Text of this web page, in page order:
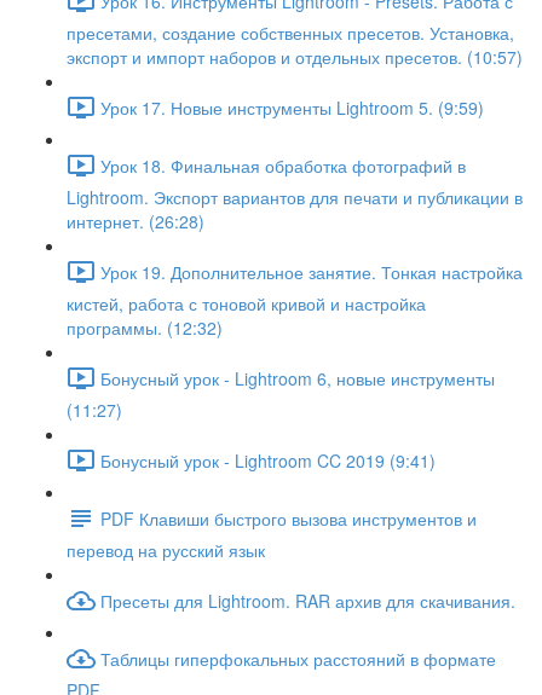
пресетами, создание собственных пресетов. Установка,
экспорт и импорт наборов и отдельных пресетов. (10:57)
Урок 17. Новые инструменты Lightroom 5. (9:59)
Урок 18. Финальная обработка фотографий в
Lightroom. Экспорт вариантов для печати и публикации в
интернет. (26:28)
Урок 19. Дополнительное занятие. Тонкая настройка
кистей, работа с тоновой кривой и настройка
программы. (12:32)
Бонусный урок - Lightroom 6, новые инструменты
(11:27)
Бонусный урок - Lightroom CC 2019 (9:41)
PDF Клавиши быстрого вызова инструментов и
перевод на русский язык
Пресеты для Lightroom. RAR архив для скачивания.
Таблицы гиперфокальных расстояний в формате
PDF.